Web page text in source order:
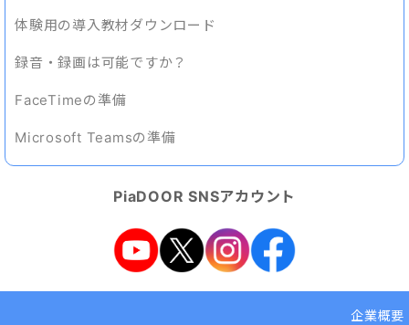
体験用の導入教材ダウンロード
録音・録画は可能ですか？
FaceTimeの準備
Microsoft Teamsの準備
PiaDOOR SNSアカウント
企業概要